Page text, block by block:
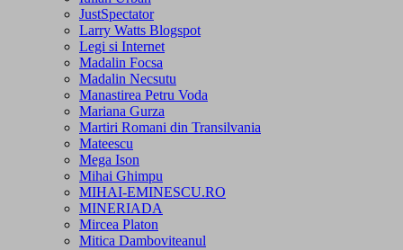
JustSpectator
Larry Watts Blogspot
Legi si Internet
Madalin Focsa
Madalin Necsutu
Manastirea Petru Voda
Mariana Gurza
Martiri Romani din Transilvania
Mateescu
Mega Ison
Mihai Ghimpu
MIHAI-EMINESCU.RO
MINERIADA
Mircea Platon
Mitica Damboviteanul